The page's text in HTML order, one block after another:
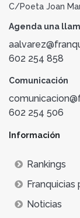
C/Poeta Joan
Agenda una
602 254 858
Comunicación
602 254 506
Información
Rankings
Franquicias
Noticias